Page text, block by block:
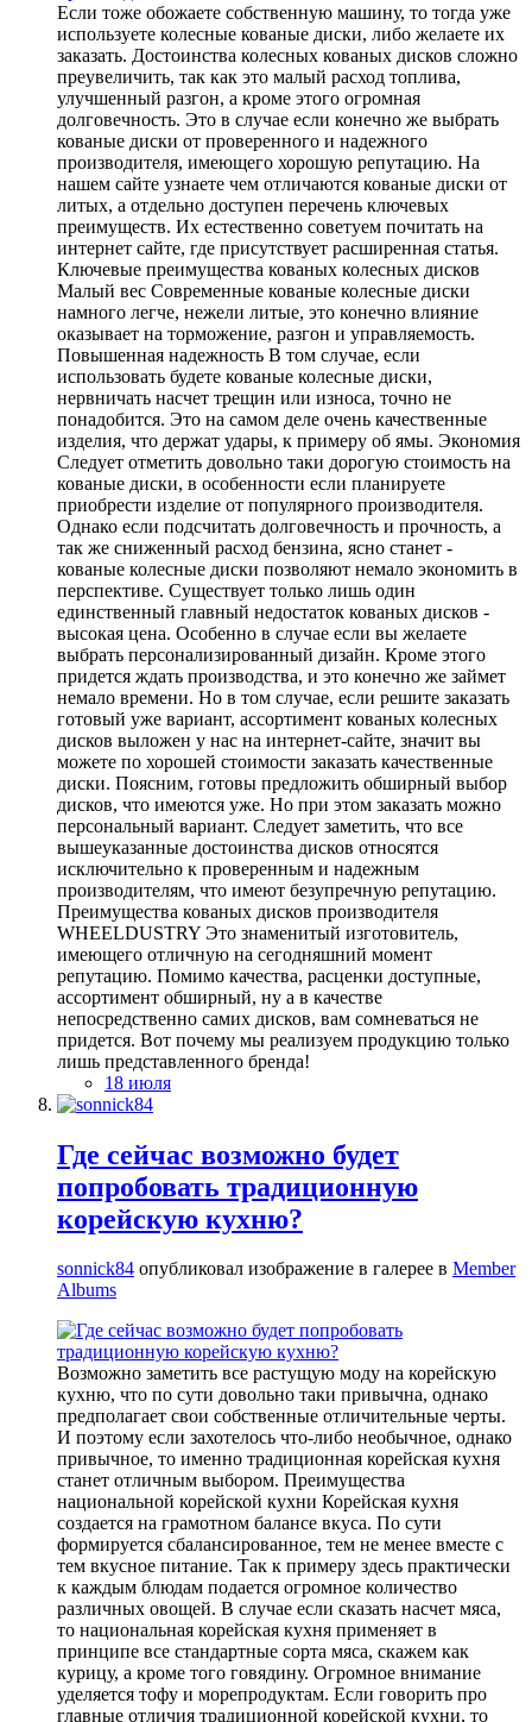
Если тоже обожаете собственную машину, то тогда уже
используете колесные кованые диски, либо желаете их
заказать. Достоинства колесных кованых дисков сложно
преувеличить, так как это малый расход топлива,
улучшенный разгон, а кроме этого огромная
долговечность. Это в случае если конечно же выбрать
кованые диски от проверенного и надежного
производителя, имеющего хорошую репутацию. На
нашем сайте узнаете чем отличаются кованые диски от
литых, а отдельно доступен перечень ключевых
преимуществ. Их естественно советуем почитать на
интернет сайте, где присутствует расширенная статья.
Ключевые преимущества кованых колесных дисков
Малый вес Современные кованые колесные диски
намного легче, нежели литые, это конечно влияние
оказывает на торможение, разгон и управляемость.
Повышенная надежность В том случае, если
использовать будете кованые колесные диски,
нервничать насчет трещин или износа, точно не
понадобится. Это на самом деле очень качественные
изделия, что держат удары, к примеру об ямы. Экономия
Следует отметить довольно таки дорогую стоимость на
кованые диски, в особенности если планируете
приобрести изделие от популярного производителя.
Однако если подсчитать долговечность и прочность, а
так же сниженный расход бензина, ясно станет -
кованые колесные диски позволяют немало экономить в
перспективе. Существует только лишь один
единственный главный недостаток кованых дисков -
высокая цена. Особенно в случае если вы желаете
выбрать персонализированный дизайн. Кроме этого
придется ждать производства, и это конечно же займет
немало времени. Но в том случае, если решите заказать
готовый уже вариант, ассортимент кованых колесных
дисков выложен у нас на интернет-сайте, значит вы
можете по хорошей стоимости заказать качественные
диски. Поясним, готовы предложить обширный выбор
дисков, что имеются уже. Но при этом заказать можно
персональный вариант. Следует заметить, что все
вышеуказанные достоинства дисков относятся
исключительно к проверенным и надежным
производителям, что имеют безупречную репутацию.
Преимущества кованых дисков производителя
WHEELDUSTRY Это знаменитый изготовитель,
имеющего отличную на сегодняшний момент
репутацию. Помимо качества, расценки доступные,
ассортимент обширный, ну а в качестве
непосредственно самих дисков, вам сомневаться не
придется. Вот почему мы реализуем продукцию только
лишь представленного бренда!
18 июля
Где сейчас возможно будет
попробовать традиционную
корейскую кухню?
sonnick84 опубликовал изображение в галерее в Member
Albums
Возможно заметить все растущую моду на корейскую
кухню, что по сути довольно таки привычна, однако
предполагает свои собственные отличительные черты.
И поэтому если захотелось что-либо необычное, однако
привычное, то именно традиционная корейская кухня
станет отличным выбором. Преимущества
национальной корейской кухни Корейская кухня
создается на грамотном балансе вкуса. По сути
формируется сбалансированное, тем не менее вместе с
тем вкусное питание. Так к примеру здесь практически
к каждым блюдам подается огромное количество
различных овощей. В случае если сказать насчет мяса,
то национальная корейская кухня применяет в
принципе все стандартные сорта мяса, скажем как
курицу, а кроме того говядину. Огромное внимание
уделяется тофу и морепродуктам. Если говорить про
главные отличия традиционной корейской кухни, то